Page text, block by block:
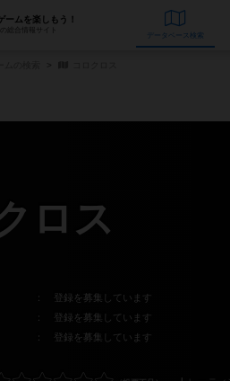
ームを楽しもう！
総合情報サイト
データベース
ロス
：
登録を募集しています
：
登録を募集しています
： 登録を募集しています